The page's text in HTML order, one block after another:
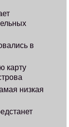
в
карту
низкая